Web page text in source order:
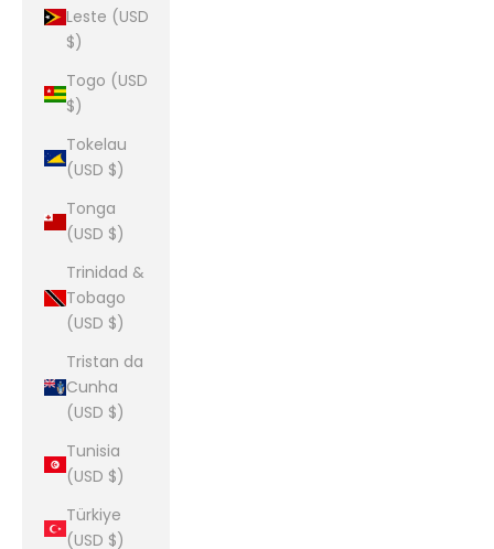
Leste (USD
$)
Togo (USD
$)
Tokelau
(USD $)
Tonga
(USD $)
Trinidad &
Tobago
(USD $)
Tristan da
Cunha
(USD $)
Tunisia
(USD $)
Türkiye
(USD $)